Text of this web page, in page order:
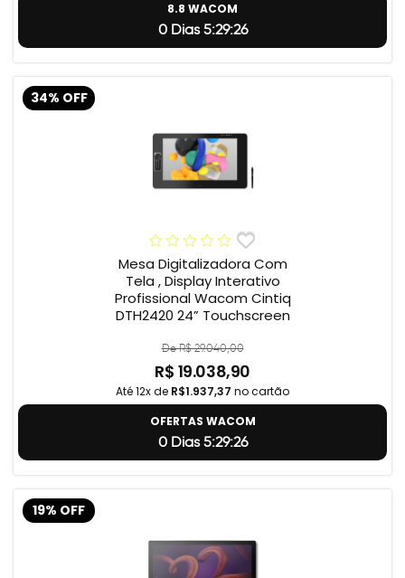
8.8 WACOM
0 Dias 5:29:24
34% OFF
Mesa Digitalizadora Com
Tela , Display Interativo
Profissional Wacom Cintiq
DTH2420 24” Touchscreen
De R$ 29.040,00
R$ 19.038,90
Até 12x de R$1.937,37 no cartão
OFERTAS WACOM
0 Dias 5:29:24
19% OFF